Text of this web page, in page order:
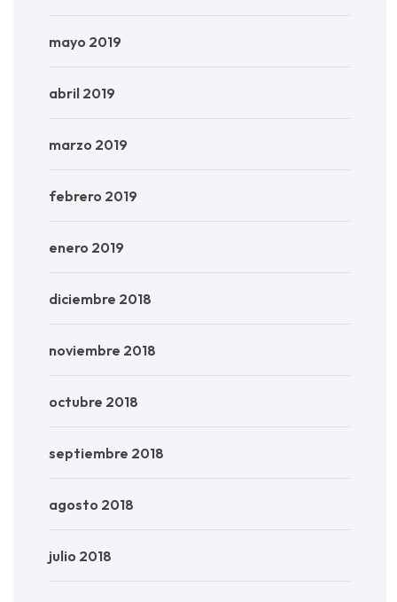
mayo 2019
abril 2019
marzo 2019
febrero 2019
enero 2019
diciembre 2018
noviembre 2018
octubre 2018
septiembre 2018
agosto 2018
julio 2018